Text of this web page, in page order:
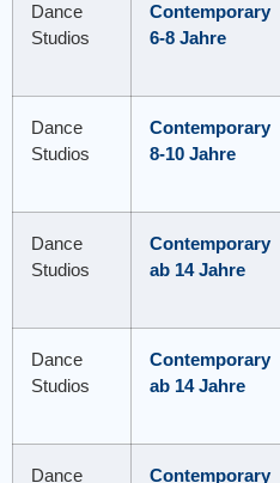
Dance
Studios
Contemporary
6-8 Jahre
Dance
Studios
Contemporary
8-10 Jahre
Dance
Studios
Contemporary
ab 14 Jahre
Dance
Studios
Contemporary
ab 14 Jahre
Dance Contemporary